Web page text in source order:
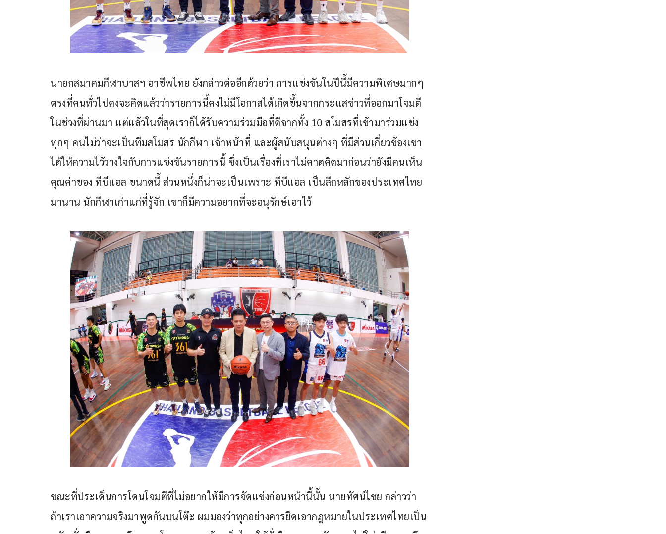
นายกสมาคมกีฬาบาสฯ อาชีพไทย ยังกล่าวต่ออีกด้วยว่า การแข่งขันในปีนี้มีความพิเศษมากๆ
ตรงที่คนทั่วไปคงจะคิดแล้วว่ารายการนี้คงไม่มีโอกาสได้เกิดขึ้นจากกระแสข่าวที่ออกมาโจมตี
ในช่วงที่ผ่านมา แต่แล้วในที่สุดเราก็ได้รับความร่วมมือที่ดีจากทั้ง 10 สโมสรที่เข้ามาร่วมแข่ง
ทุกๆ คนไม่ว่าจะเป็นทีมสโมสร นักกีฬา เจ้าหน้าที่ และผู้สนับสนุนต่างๆ ที่มีส่วนเกี่ยวข้องเขา
ได้ให้ความไว้วางใจกับการแข่งขันรายการนี้ ซึ่งเป็นเรื่องที่เราไม่คาดคิดมาก่อนว่ายังมีคนเห็น
คุณค่าของ ทีบีแอล ขนาดนี้ ส่วนหนึ่งก็น่าจะเป็นเพราะ ทีบีแอล เป็นลีกหลักของประเทศไทย
มานาน นักกีฬาเก่าแก่ที่รู้จัก เขาก็มีความอยากที่จะอนุรักษ์เอาไว้
ขณะที่ประเด็นการโดนโจมตีที่ไม่อยากให้มีการจัดแข่งก่อนหน้านี้นั้น นายทัศน์ไชย กล่าวว่า
ถ้าเราเอาความจริงมาพูดกันบนโต๊ะ ผมมองว่าทุกอย่างควรยึดเอากฎหมายในประเทศไทยเป็น